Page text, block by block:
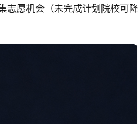
志愿机会（未完成计划院校可降